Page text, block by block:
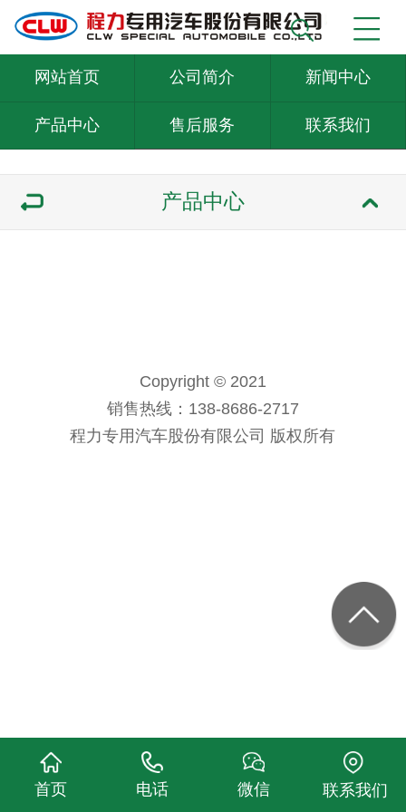
网站首页 公司简介 新闻中心
产品中心 售后服务 联系我们
产品中心
Copyright © 2021
销售热线：138-8686-2717
程力专用汽车股份有限公司 版权所有
首页 电话 微信 联系我们